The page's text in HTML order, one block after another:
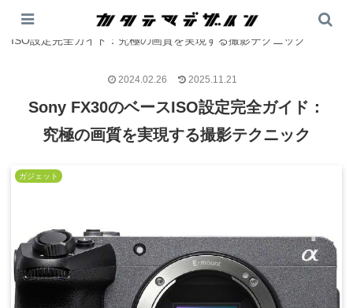
カタテマデザイン>テック> ガジェット>Sony FX30のベース
ISO設定完全ガイド：究極の画質を実現する撮影テクニック
Sony FX30のベースISO設定完全ガイド：
究極の画質を実現する撮影テクニック
ガジェット
2024.02.26 2025.11.21